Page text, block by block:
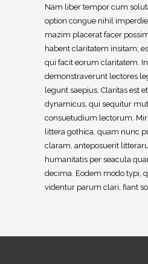
Nam liber tempor cum
option congue nihil
mazim placerat facer
habent claritatem insitam;
qui facit eorum claritatem.
demonstraverunt lectores
legunt saepius. Claritas est
dynamicus, qui sequitur
consuetudium lectorum.
littera gothica, quam nunc
claram, anteposuerit
humanitatis per seacula
decima. Eodem modo typi,
videntur parum clari, fiant